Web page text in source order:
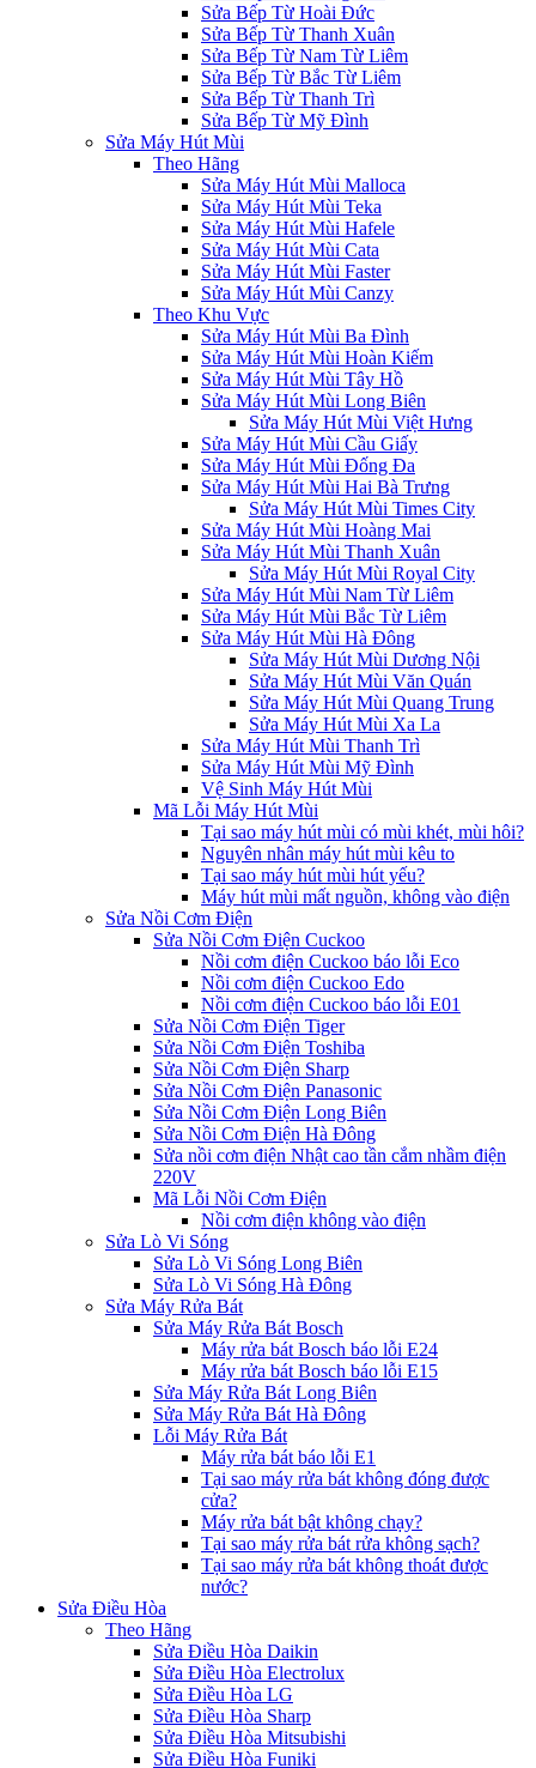
Sửa Bếp Từ Hoài Đức
Sửa Bếp Từ Thanh Xuân
Sửa Bếp Từ Nam Từ Liêm
Sửa Bếp Từ Bắc Từ Liêm
Sửa Bếp Từ Thanh Trì
Sửa Bếp Từ Mỹ Đình
Sửa Máy Hút Mùi
Theo Hãng
Sửa Máy Hút Mùi Malloca
Sửa Máy Hút Mùi Teka
Sửa Máy Hút Mùi Hafele
Sửa Máy Hút Mùi Cata
Sửa Máy Hút Mùi Faster
Sửa Máy Hút Mùi Canzy
Theo Khu Vực
Sửa Máy Hút Mùi Ba Đình
Sửa Máy Hút Mùi Hoàn Kiếm
Sửa Máy Hút Mùi Tây Hồ
Sửa Máy Hút Mùi Long Biên
Sửa Máy Hút Mùi Việt Hưng
Sửa Máy Hút Mùi Cầu Giấy
Sửa Máy Hút Mùi Đống Đa
Sửa Máy Hút Mùi Hai Bà Trưng
Sửa Máy Hút Mùi Times City
Sửa Máy Hút Mùi Hoàng Mai
Sửa Máy Hút Mùi Thanh Xuân
Sửa Máy Hút Mùi Royal City
Sửa Máy Hút Mùi Nam Từ Liêm
Sửa Máy Hút Mùi Bắc Từ Liêm
Sửa Máy Hút Mùi Hà Đông
Sửa Máy Hút Mùi Dương Nội
Sửa Máy Hút Mùi Văn Quán
Sửa Máy Hút Mùi Quang Trung
Sửa Máy Hút Mùi Xa La
Sửa Máy Hút Mùi Thanh Trì
Sửa Máy Hút Mùi Mỹ Đình
Vệ Sinh Máy Hút Mùi
Mã Lỗi Máy Hút Mùi
Tại sao máy hút mùi có mùi khét, mùi hôi?
Nguyên nhân máy hút mùi kêu to
Tại sao máy hút mùi hút yếu?
Máy hút mùi mất nguồn, không vào điện
Sửa Nồi Cơm Điện
Sửa Nồi Cơm Điện Cuckoo
Nồi cơm điện Cuckoo báo lỗi Eco
Nồi cơm điện Cuckoo Edo
Nồi cơm điện Cuckoo báo lỗi E01
Sửa Nồi Cơm Điện Tiger
Sửa Nồi Cơm Điện Toshiba
Sửa Nồi Cơm Điện Sharp
Sửa Nồi Cơm Điện Panasonic
Sửa Nồi Cơm Điện Long Biên
Sửa Nồi Cơm Điện Hà Đông
Sửa nồi cơm điện Nhật cao tần cắm nhầm điện
220V
Mã Lỗi Nồi Cơm Điện
Nồi cơm điện không vào điện
Sửa Lò Vi Sóng
Sửa Lò Vi Sóng Long Biên
Sửa Lò Vi Sóng Hà Đông
Sửa Máy Rửa Bát
Sửa Máy Rửa Bát Bosch
Máy rửa bát Bosch báo lỗi E24
Máy rửa bát Bosch báo lỗi E15
Sửa Máy Rửa Bát Long Biên
Sửa Máy Rửa Bát Hà Đông
Lỗi Máy Rửa Bát
Máy rửa bát báo lỗi E1
Tại sao máy rửa bát không đóng được
cửa?
Máy rửa bát bật không chạy?
Tại sao máy rửa bát rửa không sạch?
Tại sao máy rửa bát không thoát được
nước?
Sửa Điều Hòa
Theo Hãng
Sửa Điều Hòa Daikin
Sửa Điều Hòa Electrolux
Sửa Điều Hòa LG
Sửa Điều Hòa Sharp
Sửa Điều Hòa Mitsubishi
Sửa Điều Hòa Funiki